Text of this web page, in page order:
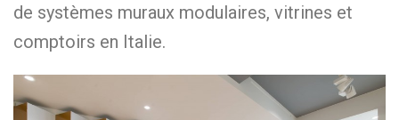
de systèmes muraux modulaires, vitrines et
comptoirs en Italie.